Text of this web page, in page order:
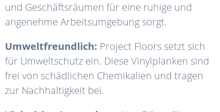
und Geschäftsräumen für eine ruhige und
angenehme Arbeitsumgebung sorgt.
Umweltfreundlich: Project Floors setzt sich
für Umweltschutz ein. Diese Vinylplanken sind
frei von schädlichen Chemikalien und tragen
zur Nachhaltigkeit bei.